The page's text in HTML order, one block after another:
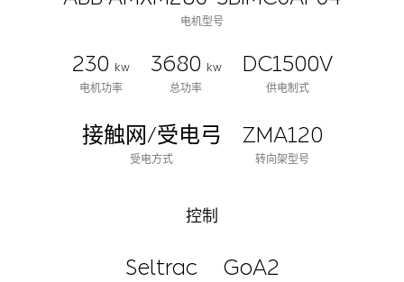
电机型号
230
kw
电机功率
3680
kw
总功率
DC1500V
供电制式
接触网/受电弓
受电方式
ZMA120
转向架型号
控制
Seltrac GoA2